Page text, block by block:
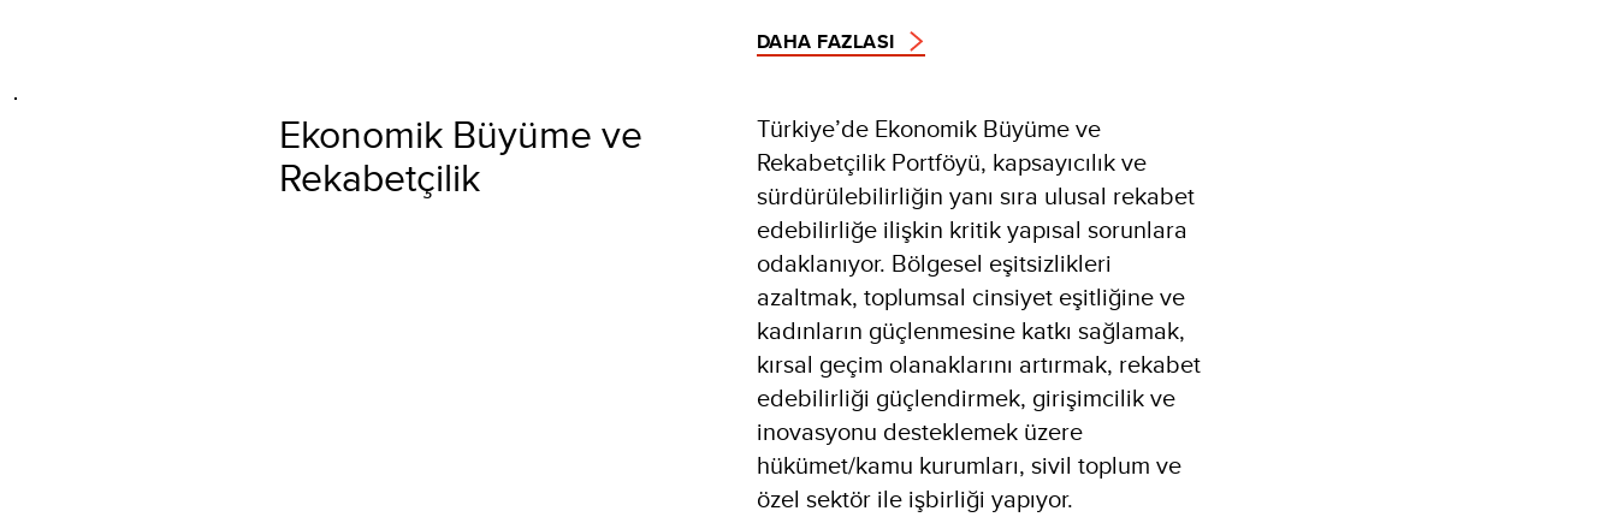
DAHA FAZLASI
Ekonomik Büyüme ve
Rekabetçilik
Türkiye’de Ekonomik Büyüme ve
Rekabetçilik Portföyü, kapsayıcılık ve
sürdürülebilirliğin yanı sıra ulusal rekabet
edebilirliğe ilişkin kritik yapısal sorunlara
odaklanıyor. Bölgesel eşitsizlikleri
azaltmak, toplumsal cinsiyet eşitliğine ve
kadınların güçlenmesine katkı sağlamak,
kırsal geçim olanaklarını artırmak, rekabet
edebilirliği güçlendirmek, girişimcilik ve
inovasyonu desteklemek üzere
hükümet/kamu kurumları, sivil toplum ve
özel sektör ile işbirliği yapıyor.